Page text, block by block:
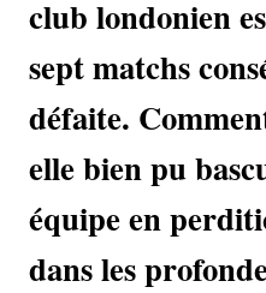
club londonien
sept matchs
défaite.
elle bien pu
équipe en
dans les